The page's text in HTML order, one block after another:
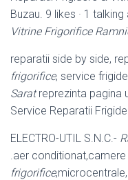
Buzau. 9 likes · 1
Vitrine Frigorifice
reparatii side by side,
frigorifice, service
Saratreprezinta pagina
Service Reparatii
ELECTRO-UTIL S.N.C.-
.aer conditionat,camere
frigorifice